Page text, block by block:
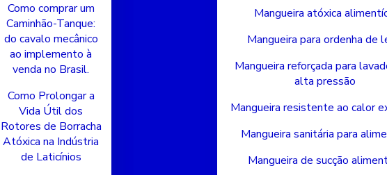
Como comprar um
Caminhão-Tanque:
do cavalo mecânico
ao implemento à
venda no Brasil.
Como Prolongar a
Vida Útil dos
Rotores de Borracha
Atóxica na Indústria
de Laticínios
Mangueira atóxica
Mangueira para ordenha de
Mangueira reforçada para
alta pressão
Mangueira resistente ao calor
Mangueira sanitária para
Mangueira de sucção